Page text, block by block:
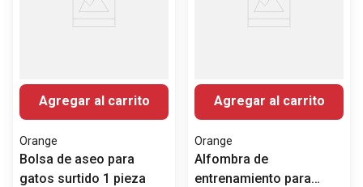
Agregar al carrito
Orange
Bolsa de aseo para
gatos surtido 1 pieza
Agregar al carrito
Orange
Alfombra de
entrenamiento para